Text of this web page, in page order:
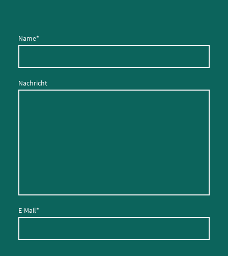
Name*
Nachricht
E-Mail*